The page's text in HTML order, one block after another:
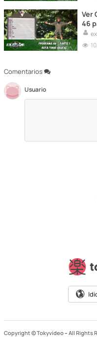
Comentarios
Usuario
Ver
46
Copyright © Tokyvideo – All Rights